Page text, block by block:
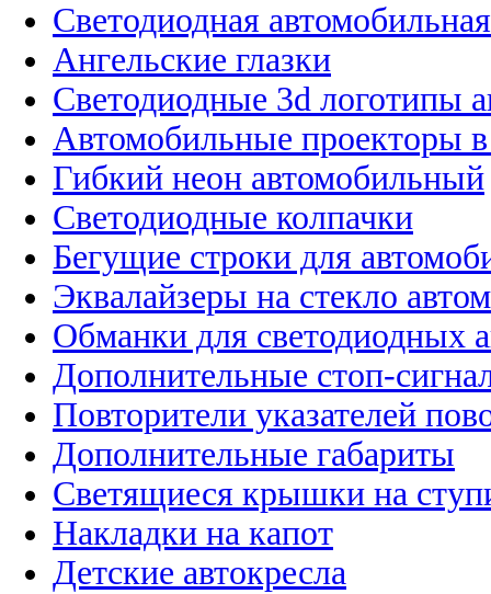
Светодиодная
Ангельские глазки
Светодиодные 3d логотипы
Автомобильные проекторы
Гибкий неон автомобильный
Светодиодные колпачки
Бегущие строки для
Эквалайзеры на стекло
Обманки для светодиодных
Дополнительные стоп-
Повторители указателей
Дополнительные габариты
Светящиеся крышки на
Накладки на капот
Детские автокресла